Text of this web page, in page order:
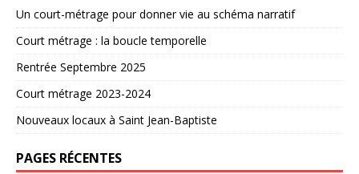
Un court-métrage pour donner vie au schéma narratif
Court métrage : la boucle temporelle
Rentrée Septembre 2025
Court métrage 2023-2024
Nouveaux locaux à Saint Jean-Baptiste
PAGES RÉCENTES